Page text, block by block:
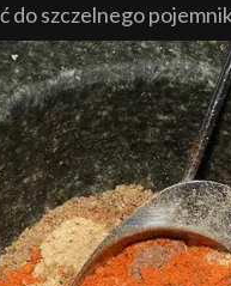
do szczelnego